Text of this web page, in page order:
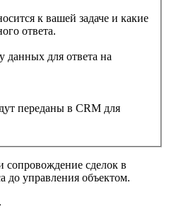
к вашей задаче и какие
ответа.
данных для ответа на
переданы в CRM для
сделок в
до управления объектом.